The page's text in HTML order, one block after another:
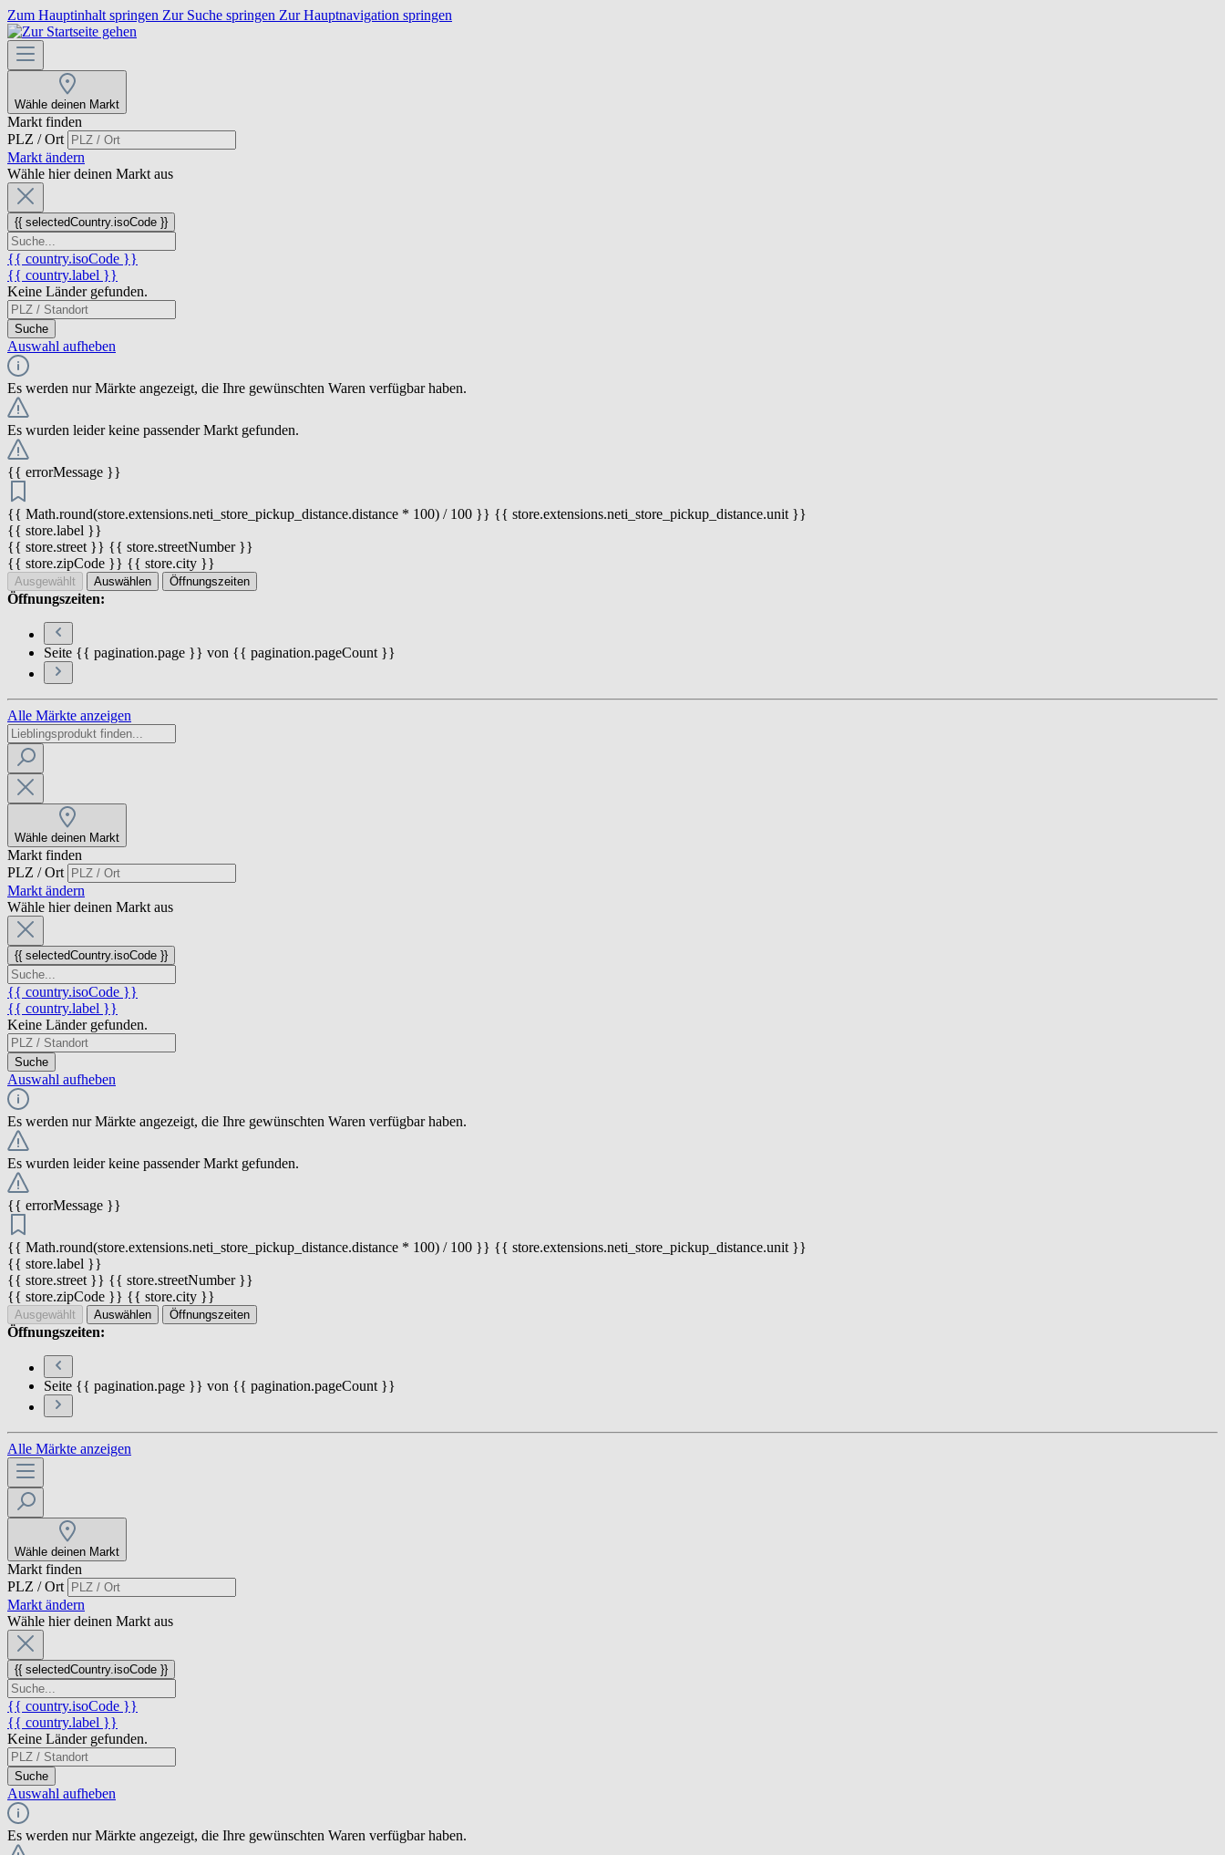
Zum Hauptinhalt springen Zur Suche springen Zur Hauptnavigation springen
Wähle deinen Markt
Markt finden
PLZ / Ort
Markt ändern
Wähle hier deinen Markt aus
{{ selectedCountry.isoCode }}
{{ country.isoCode }}
{{ country.label }}
Keine Länder gefunden.
Suche
Auswahl aufheben
Es werden nur Märkte angezeigt, die Ihre gewünschten Waren verfügbar haben.
Es wurden leider keine passender Markt gefunden.
{{ errorMessage }}
{{ Math.round(store.extensions.neti_store_pickup_distance.distance * 100) / 100 }} {{ store.extensions.neti_store_pickup_distance.unit }}
{{ store.label }}
{{ store.street }} {{ store.streetNumber }}
{{ store.zipCode }} {{ store.city }}
Ausgewählt Auswählen Öffnungszeiten
Öffnungszeiten:
Seite {{ pagination.page }} von {{ pagination.pageCount }}
Alle Märkte anzeigen
Wähle deinen Markt
Markt finden
PLZ / Ort
Markt ändern
Wähle hier deinen Markt aus
{{ selectedCountry.isoCode }}
{{ country.isoCode }}
{{ country.label }}
Keine Länder gefunden.
Suche
Auswahl aufheben
Es werden nur Märkte angezeigt, die Ihre gewünschten Waren verfügbar haben.
Es wurden leider keine passender Markt gefunden.
{{ errorMessage }}
{{ Math.round(store.extensions.neti_store_pickup_distance.distance * 100) / 100 }} {{ store.extensions.neti_store_pickup_distance.unit }}
{{ store.label }}
{{ store.street }} {{ store.streetNumber }}
{{ store.zipCode }} {{ store.city }}
Ausgewählt Auswählen Öffnungszeiten
Öffnungszeiten:
Seite {{ pagination.page }} von {{ pagination.pageCount }}
Alle Märkte anzeigen
Wähle deinen Markt
Markt finden
PLZ / Ort
Markt ändern
Wähle hier deinen Markt aus
{{ selectedCountry.isoCode }}
{{ country.isoCode }}
{{ country.label }}
Keine Länder gefunden.
Suche
Auswahl aufheben
Es werden nur Märkte angezeigt, die Ihre gewünschten Waren verfügbar haben.